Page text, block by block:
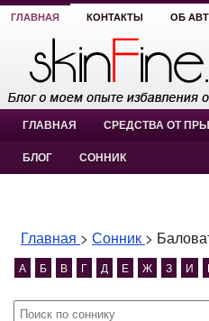
ГЛАВНАЯ КОНТАКТЫ ОБ
ГЛАВНАЯ СРЕДСТВА ОТ
БЛОГ СОННИК
Главная > Сонник >
А Б В Г Д Е Ж З И